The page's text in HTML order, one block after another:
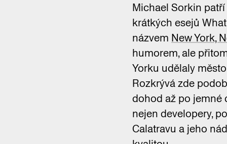
Michael Sorkin
krátkých esejů
názvem New York,
humorem, ale
Yorku udělaly
Rozkrývá zde
dohod až po jemné
nejen developery,
Calatravu a jeho